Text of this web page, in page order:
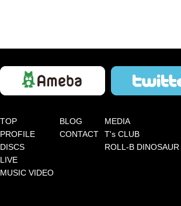
TOP
PROFILE
DISCS
LIVE
MUSIC VIDEO
BLOG
CONTACT
MEDIA
T's CLUB
ROLL-B DINOSAUR